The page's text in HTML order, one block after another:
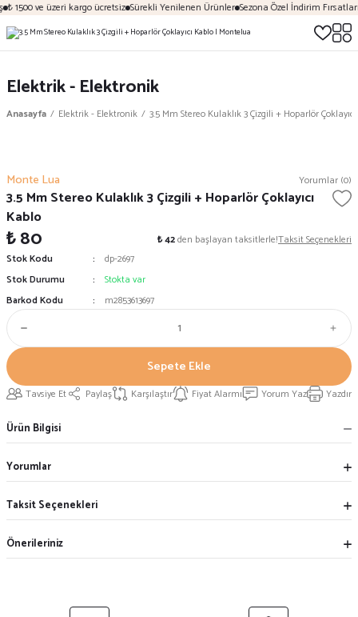
₺ 1500 ve üzeri kargo ücretsiz Sürekli Yenilenen Ürünler Sezona Özel İndirim Fırsatları
Elektrik - Elektronik
Anasayfa Elektrik - Elektronik 3.5 Mm Stereo Kulaklık 3 Çizgili + Hoparlör
Monte Lua Yorumlar (0)
3.5 Mm Stereo Kulaklık 3 Çizgili + Hoparlör Çoklayıcı
Kablo
₺ 80 ₺ 42den başlayan taksitlerle!Taksit Seçenekleri
Stok Kodu
dp-2697
Stok Durumu
Stokta var
Barkod Kodu
m2853613697
Sepete Ekle
Tavsiye Et Paylaş Karşılaştır Fiyat Alarmı Yorum Yaz Yazdır
Ürün Bilgisi
Yorumlar
Taksit Seçenekleri
Önerileriniz